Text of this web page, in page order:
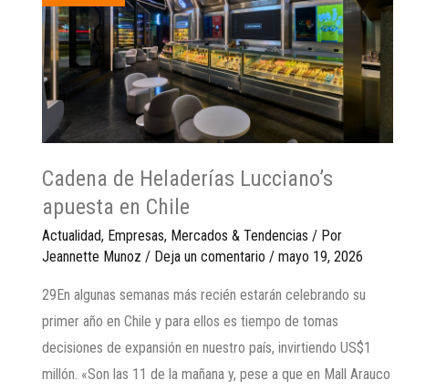
Cadena de Heladerías Lucciano’s
apuesta en Chile
Actualidad, Empresas, Mercados & Tendencias / Por
Jeannette Munoz / Deja un comentario / mayo 19, 2026
29En algunas semanas más recién estarán celebrando su
primer año en Chile y para ellos es tiempo de tomas
decisiones de expansión en nuestro país, invirtiendo US$1
millón. «Son las 11 de la mañana y, pese a que en Mall Arauco